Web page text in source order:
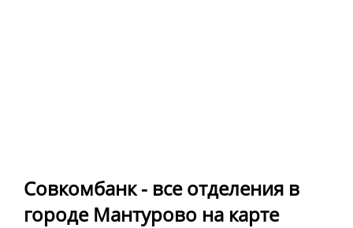
Совкомбанк - все отделения в
городе Мантурово на карте